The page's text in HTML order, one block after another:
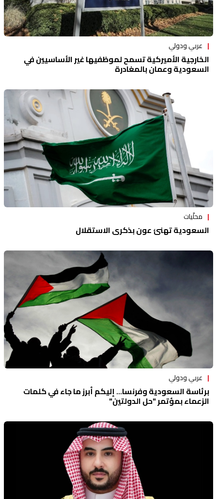
عربي ودولي
الخارجية الأميركية تسمح لموظفيها غير الأساسيين في
السعودية وعمان بالمغادرة
محلّيات
السعودية تهنئ عون بذكرى الاستقلال
عربي ودولي
برئاسة السعودية وفرنسا... إليكم أبرز ما جاء في كلمات
الزعماء بمؤتمر "حل الدولتين"